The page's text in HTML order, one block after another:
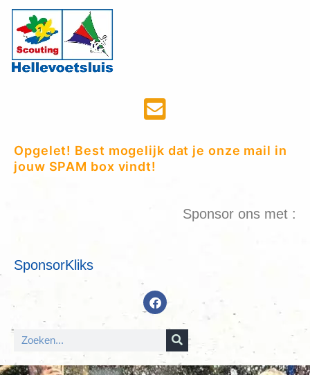
Opgelet! Best mogelijk dat je onze mail in
jouw SPAM box vindt!
Sponsor ons met :
SponsorKliks